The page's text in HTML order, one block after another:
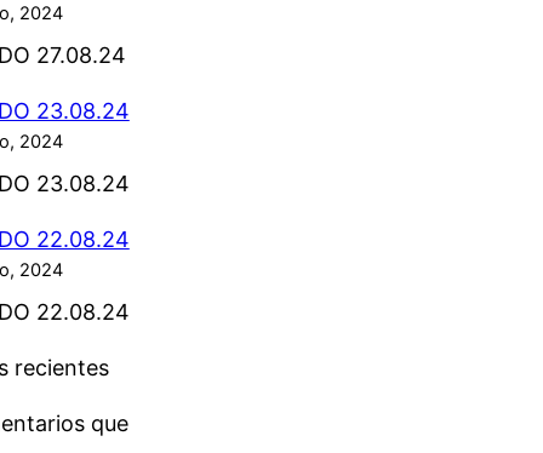
2024
27.08.24
23.08.24
2024
23.08.24
22.08.24
2024
22.08.24
recientes
que